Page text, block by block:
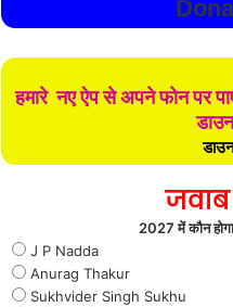
हमारे नए ऐप से अपने फोन पर
2027 में कौन
J P Nadda
Anurag Thakur
Sukhvider Singh Sukhu